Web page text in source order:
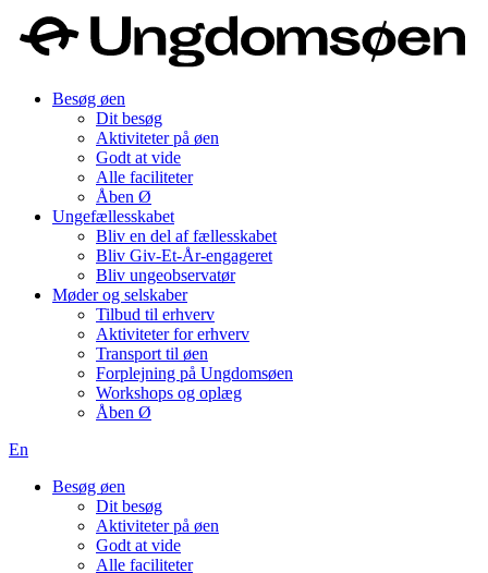
Besøg øen
Dit besøg
Aktiviteter på øen
Godt at vide
Alle faciliteter
Åben Ø
Ungefællesskabet
Bliv en del af fællesskabet
Bliv Giv-Et-År-engageret
Bliv ungeobservatør
Møder og selskaber
Tilbud til erhverv
Aktiviteter for erhverv
Transport til øen
Forplejning på Ungdomsøen
Workshops og oplæg
Åben Ø
En
Besøg øen
Dit besøg
Aktiviteter på øen
Godt at vide
Alle faciliteter